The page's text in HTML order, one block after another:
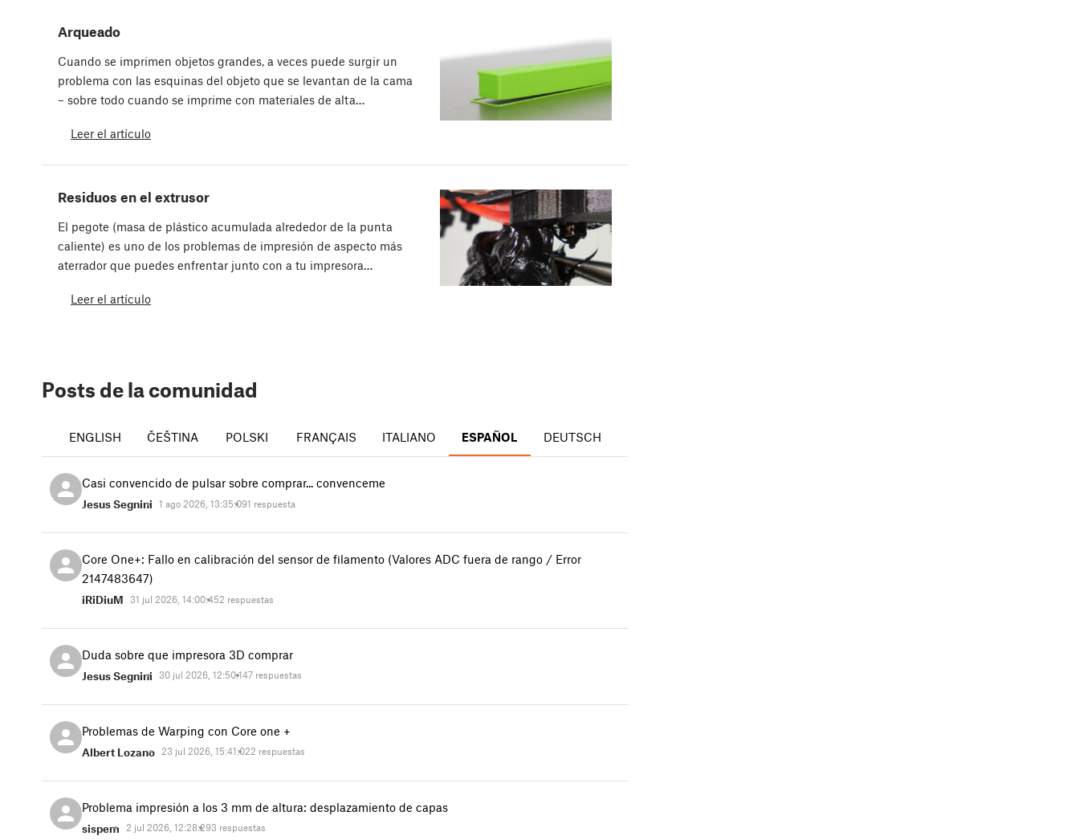
Arqueado
Cuando se imprimen objetos grandes, a veces puede surgir un
problema con las esquinas del objeto que se levantan de la cama
– sobre todo cuando se imprime con materiales de alta…
Leer el artículo
Residuos en el extrusor
El pegote (masa de plástico acumulada alrededor de la punta
caliente) es uno de los problemas de impresión de aspecto más
aterrador que puedes enfrentar junto con a tu impresora…
Leer el artículo
Posts de la comunidad
ENGLISH ČEŠTINA POLSKI FRANÇAIS ITALIANO ESPAÑOL DEUTSCH
Casi convencido de pulsar sobre comprar... convenceme
Jesus Segnini 1 ago 2026, 13:35:091 respuesta
Core One+: Fallo en calibración del sensor de filamento (Valores ADC fuera de rango / Error
2147483647)
iRiDiuM 31 jul 2026, 14:00:452 respuestas
Duda sobre que impresora 3D comprar
Jesus Segnini 30 jul 2026, 12:50:147 respuestas
Problemas de Warping con Core one +
Albert Lozano 23 jul 2026, 15:41:022 respuestas
Problema impresión a los 3 mm de altura: desplazamiento de capas
sispem 2 jul 2026, 12:28:293 respuestas